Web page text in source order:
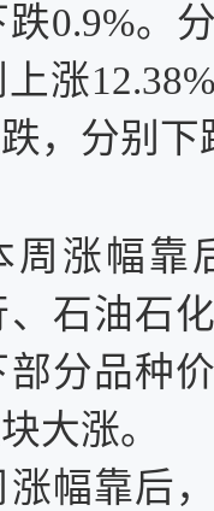
0.9%。
涨
，分别下
周涨幅靠
石油石
部分品种
大涨。
幅靠后